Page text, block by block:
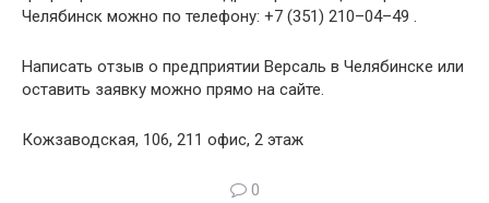
Челябинск можно по телефону: +7 (351) 210–04–49 .
Написать отзыв о предприятии Версаль в Челябинске или
оставить заявку можно прямо на сайте.
Кожзаводская, 106, 211 офис, 2 этаж
0